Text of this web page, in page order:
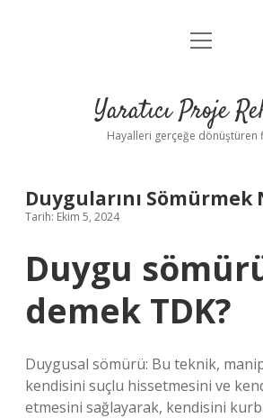
Anasayfa
Yasal Uyarı
menüyü
Yaratıcı Proje
Hayalleri gerçeğe dönüştüren
Duygularını Sömürmek
Tarih: Ekim 5, 2024
Duygu
demek TDK?
Duygusal sömürü: Bu teknik,
kendisini suçlu hissetmesini ve
etmesini sağlayarak, kendisini